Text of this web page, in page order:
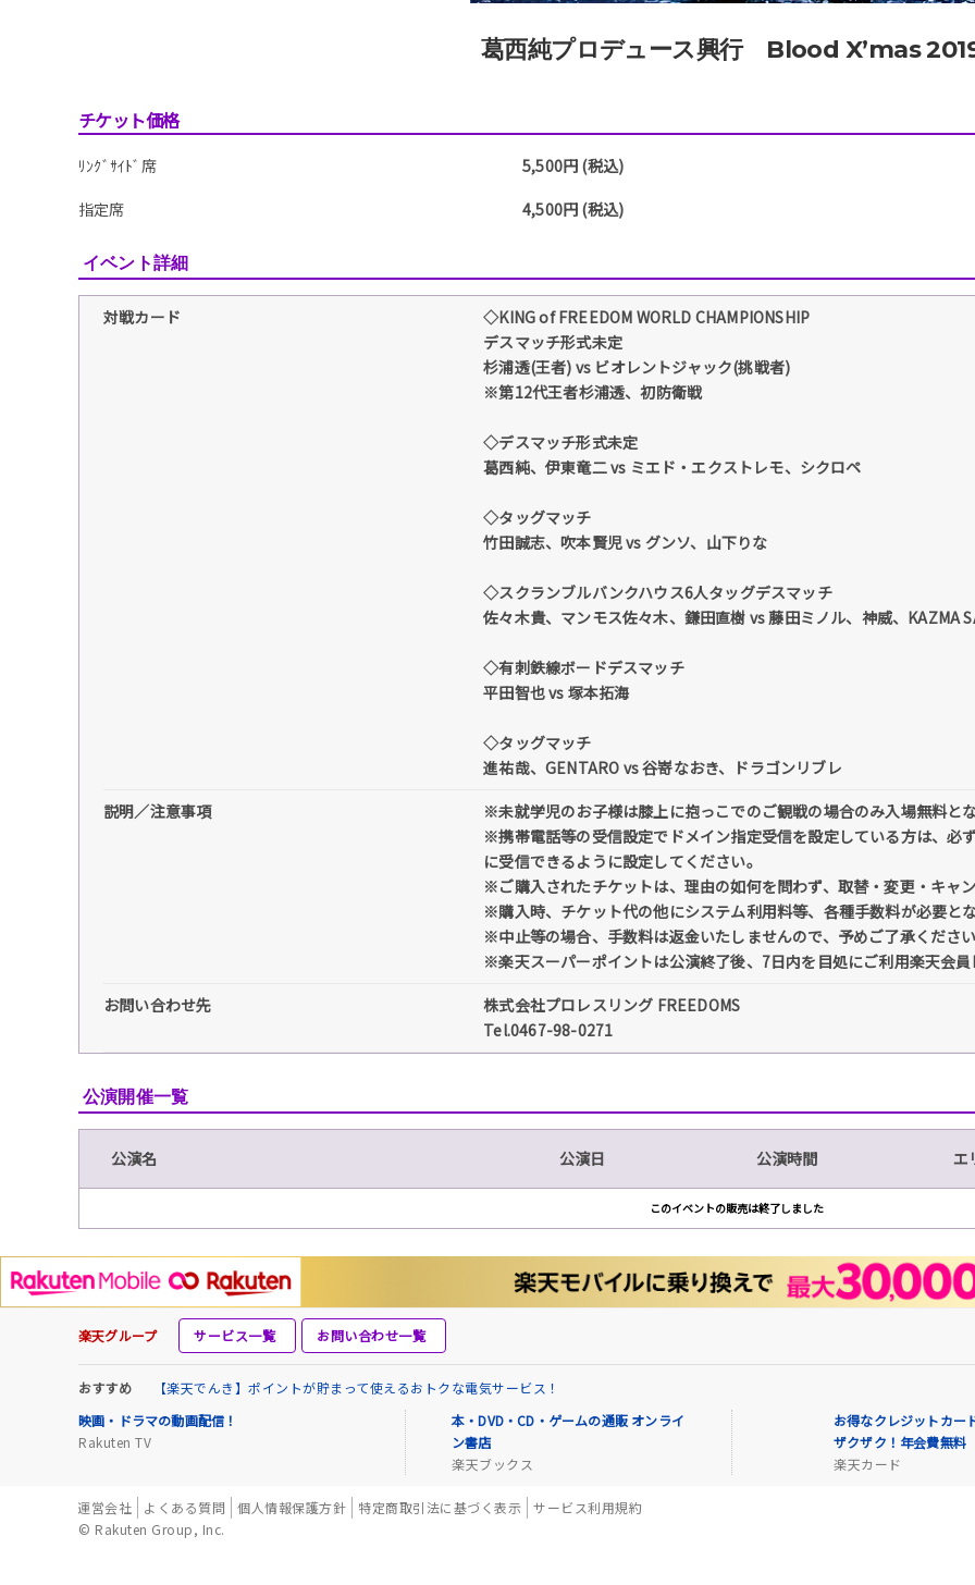
葛西純プロデュース興行 Blood X’mas
チケット価格
ﾘﾝｸﾞｻｲﾄﾞ席
5,500円 (税込)
指定席
4,500円 (税込)
イベント詳細
対戦カード
◇KING of FREEDOM WORLD CHAMPIONSHIP
デスマッチ形式未定
杉浦透(王者) vs ビオレントジャック(挑戦者)
※第12代王者杉浦透、初防衛戦
◇デスマッチ形式未定
葛西純、伊東竜二 vs ミエド・エクストレモ、シクロペ
◇タッグマッチ
竹田誠志、吹本賢児 vs グンソ、山下りな
◇スクランブルバンクハウス6人タッグデスマッチ
佐々木貴、マンモス佐々木、鎌田直樹 vs 藤田ミノル、神威、KAZMA
◇有刺鉄線ボードデスマッチ
平田智也 vs 塚本拓海
◇タッグマッチ
進祐哉、GENTARO vs 谷嵜なおき、ドラゴンリブレ
説明／注意事項
※未就学児のお子様は膝上に抱っこでのご観戦の場合のみ入場無料と
※携帯電話等の受信設定でドメイン指定受信を設定している方は、
に受信できるように設定してください。
※ご購入されたチケットは、理由の如何を問わず、取替・変更・キャ
※購入時、チケット代の他にシステム利用料等、各種手数料が必要と
※中止等の場合、手数料は返金いたしませんので、予めご了承くださ
※楽天スーパーポイントは公演終了後、7日内を目処にご利用楽天会
お問い合わせ先
株式会社プロレスリング FREEDOMS
Tel.0467-98-0271
公演開催一覧
公演名 公演日 公演時間 エ
このイベントの販売は終了しました
楽天グループ サービス一覧 お問い合わせ一覧
おすすめ
【楽天でんき】ポイントが貯まって使えるおトクな電気サービス！
映画・ドラマの動画配信！
Rakuten TV
本・DVD・CD・ゲームの通販 オンライ
ン書店
楽天ブックス
お得なクレジットカー
ザクザク！年会費無料
楽天カード
運営会社 よくある質問 個人情報保護方針 特定商取引法に基づく表示
サービス利用規約
© Rakuten Group, Inc.